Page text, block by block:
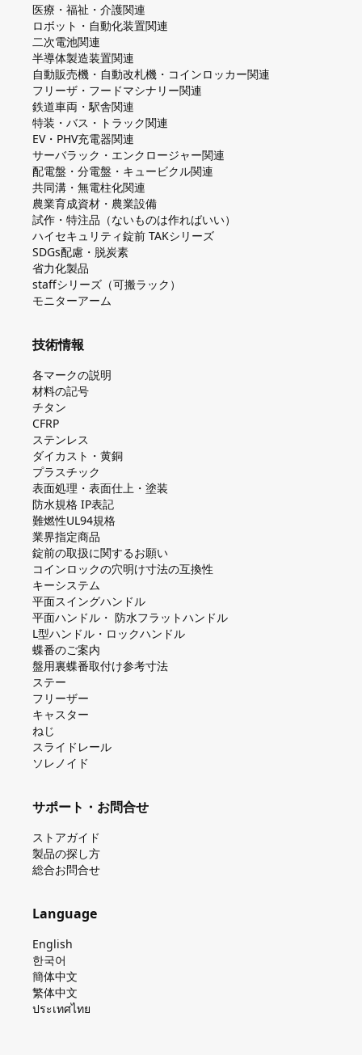
医療・福祉・介護関連
ロボット・自動化装置関連
二次電池関連
半導体製造装置関連
自動販売機・自動改札機・コインロッカー関連
フリーザ・フードマシナリー関連
鉄道車両・駅舎関連
特装・バス・トラック関連
EV・PHV充電器関連
サーバラック・エンクロージャー関連
配電盤・分電盤・キュービクル関連
共同溝・無電柱化関連
農業育成資材・農業設備
試作・特注品（ないものは作ればいい）
ハイセキュリティ錠前 TAKシリーズ
SDGs配慮・脱炭素
省力化製品
staffシリーズ（可搬ラック）
モニターアーム
技術情報
各マークの説明
材料の記号
チタン
CFRP
ステンレス
ダイカスト・⻩銅
プラスチック
表面処理・表面仕上・塗装
防⽔規格 IP表記
難燃性UL94規格
業界指定商品
錠前の取扱に関するお願い
コインロックの⽳明け⼨法の互換性
キーシステム
平⾯スイングハンドル
平⾯ハンドル・ 防⽔フラットハンドル
L型ハンドル・ロックハンドル
蝶番のご案内
盤⽤裏蝶番取付け参考⼨法
ステー
フリーザー
キャスター
ねじ
スライドレール
ソレノイド
サポート・お問合せ
ストアガイド
製品の探し⽅
総合お問合せ
Language
English
한국어
簡体中文
繁体中文
ประเทศไทย